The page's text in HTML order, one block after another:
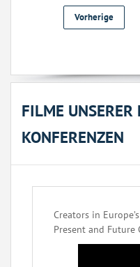
Vorherige
FILME UNSERER
KONFERENZEN
Creators in
Present and Future